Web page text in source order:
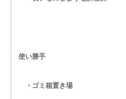
使い勝手
・ゴミ箱置き場